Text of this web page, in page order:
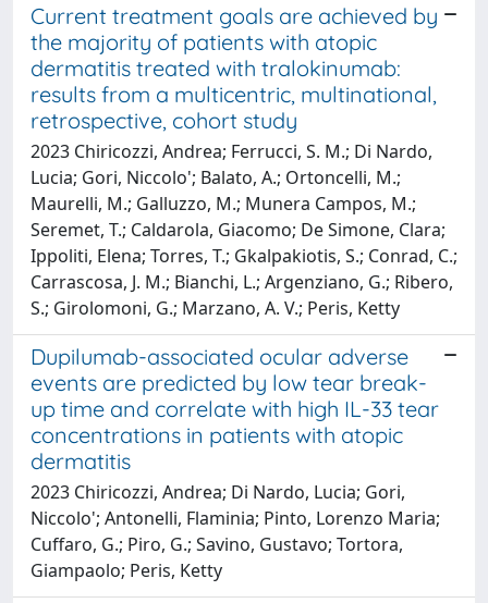
Current treatment goals are achieved by
the majority of patients with atopic
dermatitis treated with tralokinumab:
results from a multicentric, multinational,
retrospective, cohort study
2023 Chiricozzi, Andrea; Ferrucci, S. M.; Di Nardo,
Lucia; Gori, Niccolo'; Balato, A.; Ortoncelli, M.;
Maurelli, M.; Galluzzo, M.; Munera Campos, M.;
Seremet, T.; Caldarola, Giacomo; De Simone, Clara;
Ippoliti, Elena; Torres, T.; Gkalpakiotis, S.; Conrad, C.;
Carrascosa, J. M.; Bianchi, L.; Argenziano, G.; Ribero,
S.; Girolomoni, G.; Marzano, A. V.; Peris, Ketty
Dupilumab-associated ocular adverse
events are predicted by low tear break-
up time and correlate with high IL-33 tear
concentrations in patients with atopic
dermatitis
2023 Chiricozzi, Andrea; Di Nardo, Lucia; Gori,
Niccolo'; Antonelli, Flaminia; Pinto, Lorenzo Maria;
Cuffaro, G.; Piro, G.; Savino, Gustavo; Tortora,
Giampaolo; Peris, Ketty